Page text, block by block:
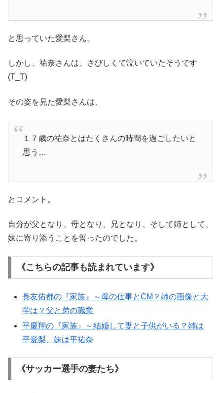
と思っていた愛梨さん。
しかし、祐奈さんは、さびしくて泣いていたそうです
(T_T)
その姿を見た愛梨さんは、
１７歳の祐奈とはたくさんの時間を過ごしたいと
思う…
とコメント。
自分が父となり、母となり、兄となり、そして姉として、
妹に寄り添うことを誓ったのでした。
《こちらの記事も読まれています》
長友佑都の『家族』～母の仕事とCM？姉の画像と大
学は？父と弟の職業
平慶翔の『家族』～結婚して妻と子供がいる？姉は
平愛梨、妹は平祐奈
《サッカー選手の妻たち》